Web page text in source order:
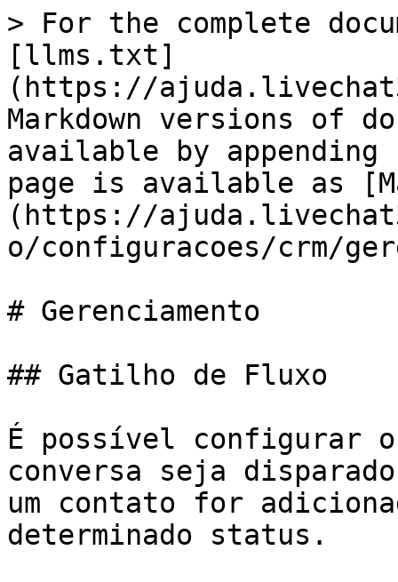
> For the complete
[llms.txt]
(https://
Markdown versions of
available by
page is available as
(https://
o/configuracoes/crm/
# Gerenciamento
## Gatilho de Fluxo
É possível configurar
conversa seja
um contato for
determinado status.